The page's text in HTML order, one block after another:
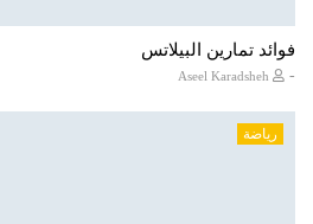
فوائد تمارين البيلاتس
-
رياضة